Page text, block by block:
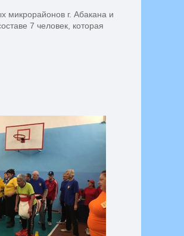
микрорайонов г. Абакана и
7 человек, которая